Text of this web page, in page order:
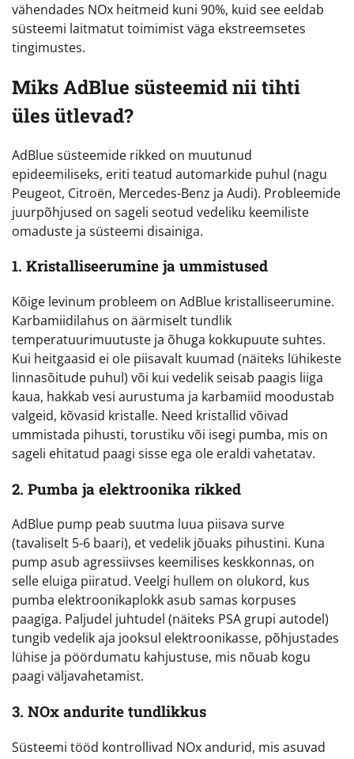
vähendades NOx heitmeid kuni 90%, kuid see eeldab
süsteemi laitmatut toimimist väga ekstreemsetes
tingimustes.
Miks AdBlue süsteemid nii tihti
üles ütlevad?
AdBlue süsteemide rikked on muutunud
epideemiliseks, eriti teatud automarkide puhul (nagu
Peugeot, Citroën, Mercedes-Benz ja Audi). Probleemide
juurpõhjused on sageli seotud vedeliku keemiliste
omaduste ja süsteemi disainiga.
1. Kristalliseerumine ja ummistused
Kõige levinum probleem on AdBlue kristalliseerumine.
Karbamiidilahus on äärmiselt tundlik
temperatuurimuutuste ja õhuga kokkupuute suhtes.
Kui heitgaasid ei ole piisavalt kuumad (näiteks lühikeste
linnasõitude puhul) või kui vedelik seisab paagis liiga
kaua, hakkab vesi aurustuma ja karbamiid moodustab
valgeid, kõvasid kristalle. Need kristallid võivad
ummistada pihusti, torustiku või isegi pumba, mis on
sageli ehitatud paagi sisse ega ole eraldi vahetatav.
2. Pumba ja elektroonika rikked
AdBlue pump peab suutma luua piisava surve
(tavaliselt 5-6 baari), et vedelik jõuaks pihustini. Kuna
pump asub agressiivses keemilises keskkonnas, on
selle eluiga piiratud. Veelgi hullem on olukord, kus
pumba elektroonikaplokk asub samas korpuses
paagiga. Paljudel juhtudel (näiteks PSA grupi autodel)
tungib vedelik aja jooksul elektroonikasse, põhjustades
lühise ja pöördumatu kahjustuse, mis nõuab kogu
paagi väljavahetamist.
3. NOx andurite tundlikkus
Süsteemi tööd kontrollivad NOx andurid, mis asuvad